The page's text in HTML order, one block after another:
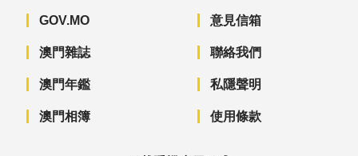
GOV.MO
澳門雜誌
澳門年鑑
澳門相簿
意見信箱
聯絡我們
私隱聲明
使用條款